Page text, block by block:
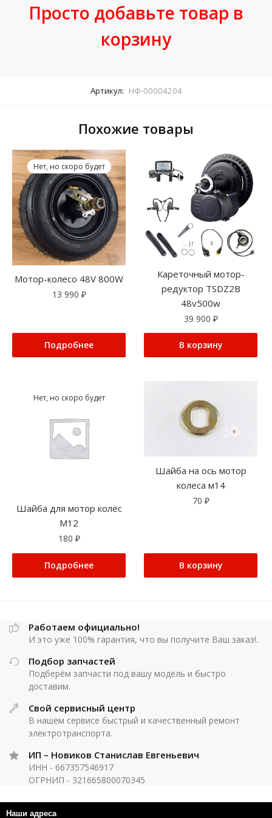
Просто добавьте товар в
корзину
Артикул: НФ-00004204
Похожие товары
Нет, но скоро будет
Мотор-колесо 48V 800W
13 990 ₽
Подробнее
Кареточный мотор-
редуктор TSDZ2B
48v500w
39 900 ₽
В корзину
Нет, но скоро будет
Шайба для мотор колёс
М12
180 ₽
Подробнее
Шайба на ось мотор
колеса м14
70 ₽
В корзину
Работаем официально!
И это уже 100% гарантия, что вы получите Ваш заказ!.
Подбор запчастей
Подберём запчасти под вашу модель и быстро
доставим.
Свой сервисный центр
В нашем сервисе быстрый и качественный ремонт
электротранспорта.
ИП – Новиков Станислав Евгеньевич
ИНН - 667357546917
ОГРНИП - 321665800070345
Наши адреса